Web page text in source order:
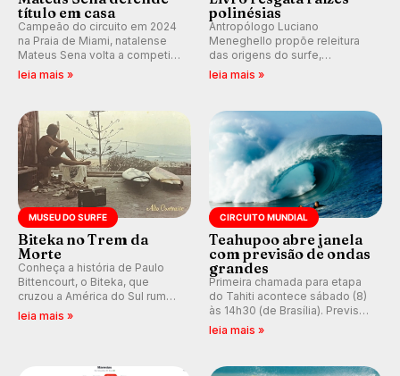
título em casa
Campeão do circuito em 2024
na Praia de Miami, natalense
Mateus Sena volta a competir
em casa em busca de manter a
leia mais »
polinésias
Antropólogo Luciano
Meneghello propõe releitura
das origens do surfe,
resgatando a cultura polinésia
prática em esporte e indústria.
leia mais »
MUSEU DO SURFE
Biteka no Trem da
Morte
Conheça a história de Paulo
Bittencourt, o Biteka, que
cruzou a América do Sul rumo
ao Pacífico em uma jornada
leia mais »
CIRCUITO MUNDIAL
Teahupoo abre janela
com previsão de ondas
grandes
Primeira chamada para etapa
do Tahiti acontece sábado (8)
às 14h30 (de Brasília). Previsão
indica swell consistente.
Kelly Slater convidado.
leia mais »